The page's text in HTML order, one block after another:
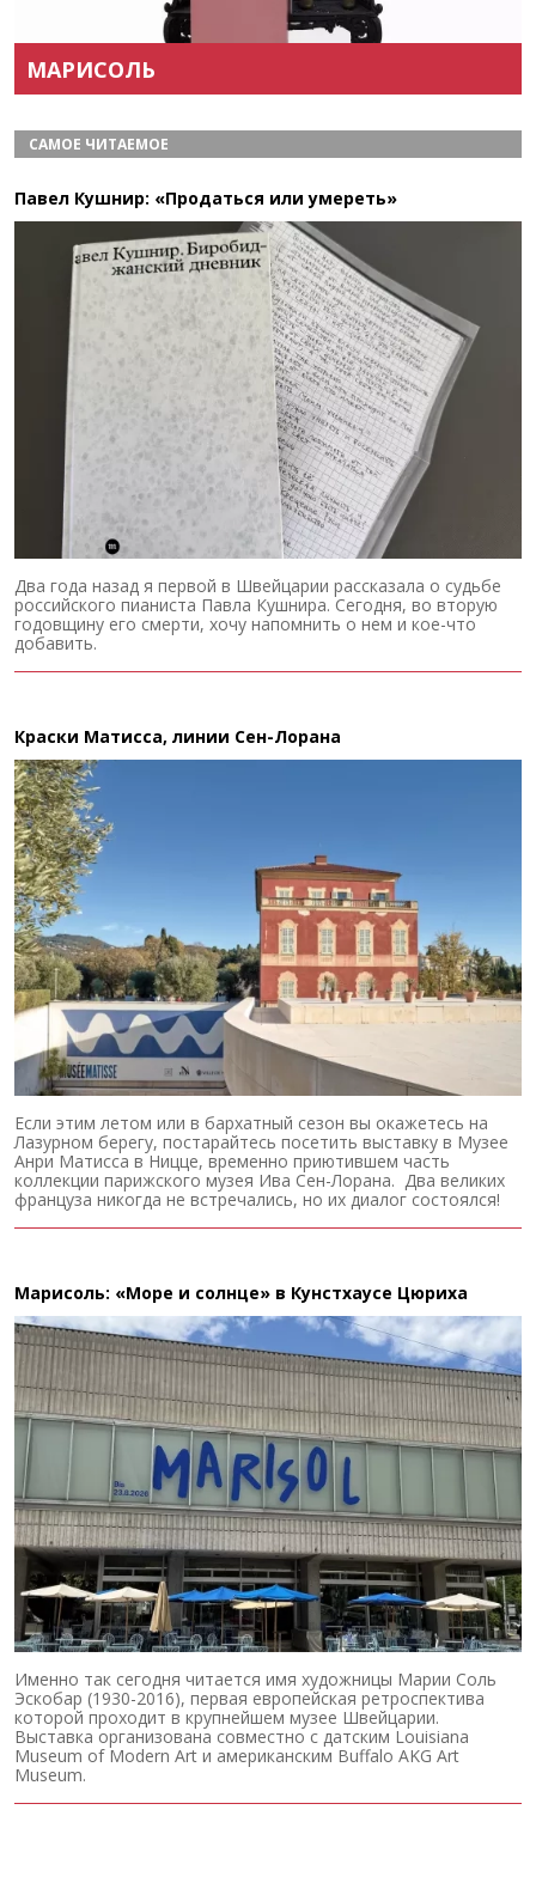
МАРИСОЛЬ
САМОЕ ЧИТАЕМОЕ
Павел Кушнир: «Продаться или умереть»
Два года назад я первой в Швейцарии рассказала о судьбе
российского пианиста Павла Кушнира. Сегодня, во вторую
годовщину его смерти, хочу напомнить о нем и кое-что
добавить.
Краски Матисса, линии Сен-Лорана
Если этим летом или в бархатный сезон вы окажетесь на
Лазурном берегу, постарайтесь посетить выставку в Музее
Анри Матисса в Ницце, временно приютившем часть
коллекции парижского музея Ива Сен-Лорана. Два великих
француза никогда не встречались, но их диалог состоялся!
Марисоль: «Море и солнце» в Кунстхаусе Цюриха
Именно так сегодня читается имя художницы Марии Соль
Эскобар (1930-2016), первая европейская ретроспектива
которой проходит в крупнейшем музее Швейцарии.
Выставка организована совместно с датским Louisiana
Museum of Modern Art и американским Buffalo AKG Art
Museum.